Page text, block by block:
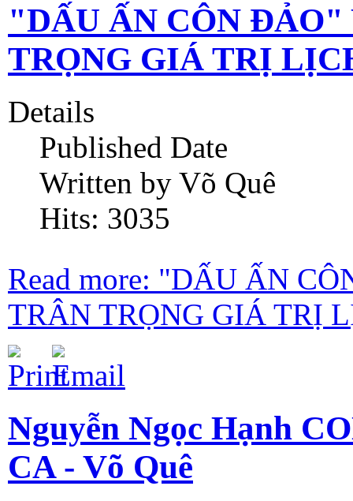
"DẤU ẤN CÔN ĐẢO"
TRỌNG GIÁ TRỊ
Details
Published Date
Written by Võ Quê
Hits: 3035
Read more: "DẤU ẤN
TRÂN TRỌNG GIÁ TRỊ
Nguyễn Ngọc Hạnh
CA - Võ Quê